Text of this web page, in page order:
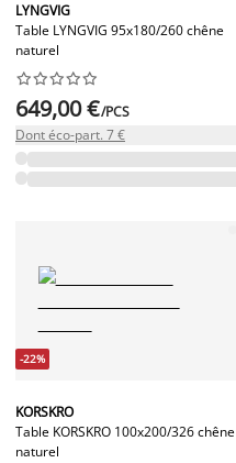
LYNGVIG
Table LYNGVIG 95x180/260 chêne
naturel






649,00 €/PCS
Dont éco-part. 7 €
-22%
KORSKRO
Table KORSKRO 100x200/326 chêne
naturel